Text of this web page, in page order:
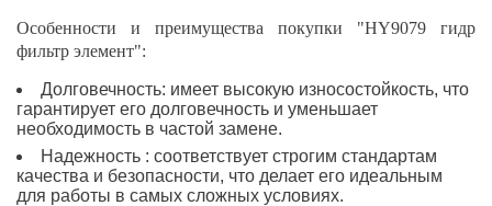
Особенности и преимущества покупки "HY9079 гидр
фильтр элемент":
Долговечность: имеет высокую износостойкость, что
гарантирует его долговечность и уменьшает
необходимость в частой замене.
Надежность : соответствует строгим стандартам
качества и безопасности, что делает его идеальным
для работы в самых сложных условиях.